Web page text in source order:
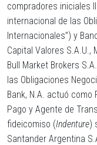
compradores iniciales
internacional de las
Internacionales”) y
Capital Valores S.A.U.,
Bull Market Brokers
las Obligaciones
Bank, N.A. actuó como
Pago y Agente de
fideicomiso (Indenture)
Santander Argentina